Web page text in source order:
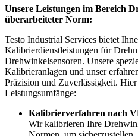
Unsere Leistungen im Bereich
überarbeiteter Norm:
Testo Industrial Services bietet
Kalibrierdienstleistungen für
Drehwinkelsensoren. Unsere
Kalibrieranlagen und unser
Präzision und Zuverlässigkeit.
Leistungsumfänge:
Kalibrierverfahren nach
Wir kalibrieren Ihre